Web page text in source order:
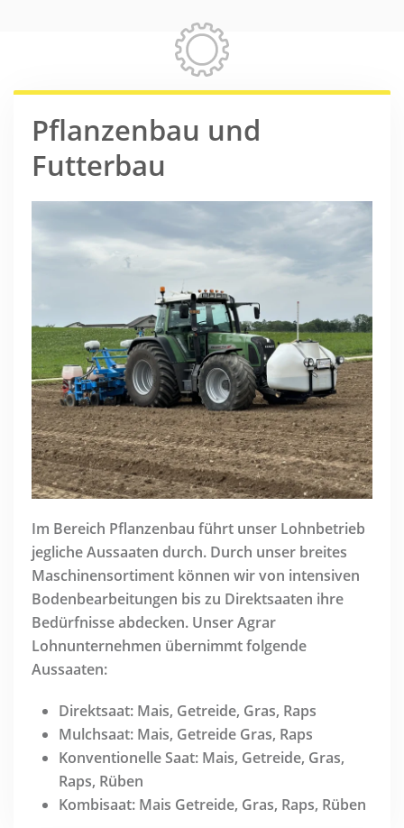
Pflanzenbau und
Futterbau
Im Bereich Pflanzenbau führt unser Lohnbetrieb
jegliche Aussaaten durch. Durch unser breites
Maschinensortiment können wir von intensiven
Bodenbearbeitungen bis zu Direktsaaten ihre
Bedürfnisse abdecken. Unser Agrar
Lohnunternehmen übernimmt folgende
Aussaaten:
Direktsaat: Mais, Getreide, Gras, Raps
Mulchsaat: Mais, Getreide Gras, Raps
Konventionelle Saat: Mais, Getreide, Gras,
Raps, Rüben
Kombisaat: Mais Getreide, Gras, Raps, Rüben